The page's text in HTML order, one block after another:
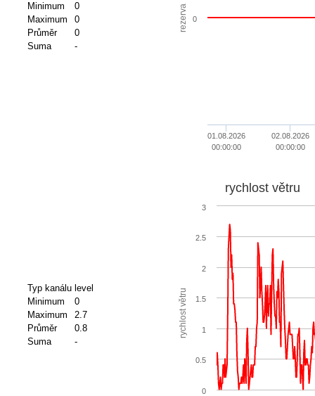
Minimum
0
Maximum
0
Průměr
0
Suma
-
rezerva
01.08.2026
00:00:00
02.08.2026
00:00:00
0
Typ kanálu level
Minimum
0
Maximum
2.7
Průměr
0.8
Suma
-
rychlost větru
rychlost větru
0
0.5
1
1.5
2
2.5
3